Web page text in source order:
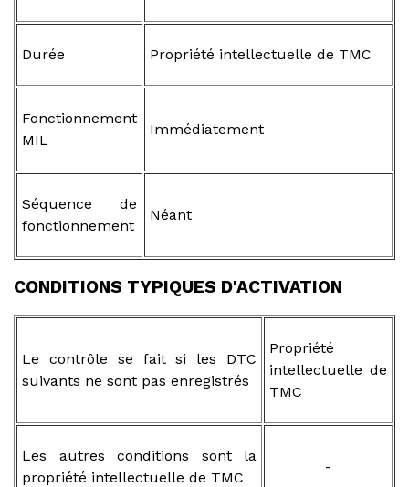
Durée Propriété intellectuelle de TMC
Fonctionnement
MIL
Immédiatement
Séquence de
fonctionnement
Néant
CONDITIONS TYPIQUES D'ACTIVATION
Le contrôle se fait si les DTC
suivants ne sont pas enregistrés
Propriété
intellectuelle de
TMC
Les autres conditions sont la
propriété intellectuelle de TMC
-